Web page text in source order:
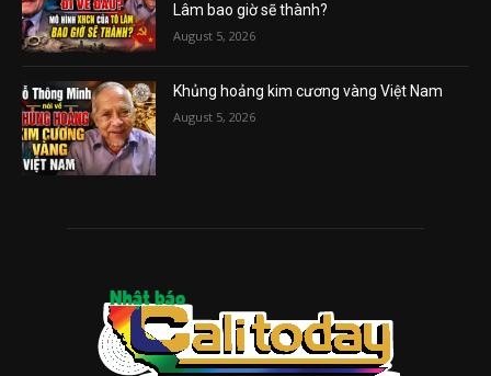
Lâm bao giờ sẽ thành?
August 5, 2026
Khủng hoảng kim cương vàng Việt Nam
August 5, 2026